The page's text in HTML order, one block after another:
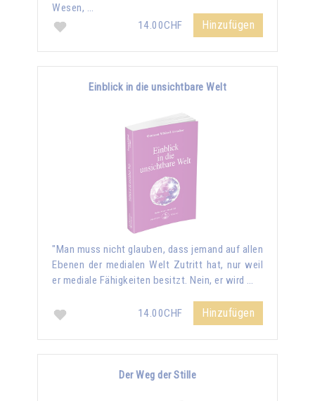
Wesen, …
14.00CHF
Hinzufügen
Einblick in die unsichtbare Welt
"Man muss nicht glauben, dass jemand auf allen
Ebenen der medialen Welt Zutritt hat, nur weil
er mediale Fähigkeiten besitzt. Nein, er wird …
14.00CHF Hinzufügen
Der Weg der Stille